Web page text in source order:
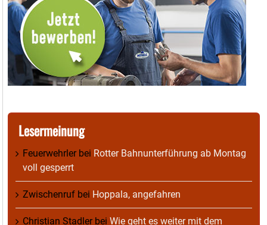
Lesermeinung
Feuerwehrlerbei Rotter Bahnunterführung ab Montag
voll gesperrt
Zwischenruf bei Hoppala, angefahren
Christian Stadlerbei Wie geht es weiter mit dem